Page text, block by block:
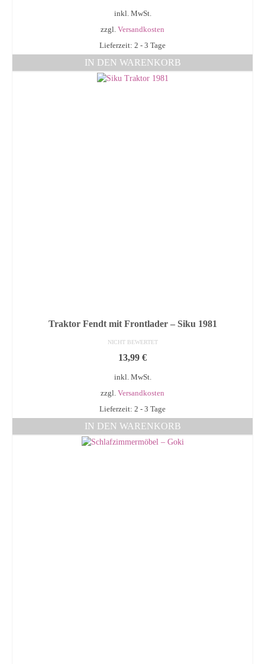
inkl. MwSt.
zzgl. Versandkosten
Lieferzeit: 2 - 3 Tage
IN DEN WARENKORB
Traktor Fendt mit Frontlader – Siku 1981
NICHT BEWERTET
13,99 €
inkl. MwSt.
zzgl. Versandkosten
Lieferzeit: 2 - 3 Tage
IN DEN WARENKORB